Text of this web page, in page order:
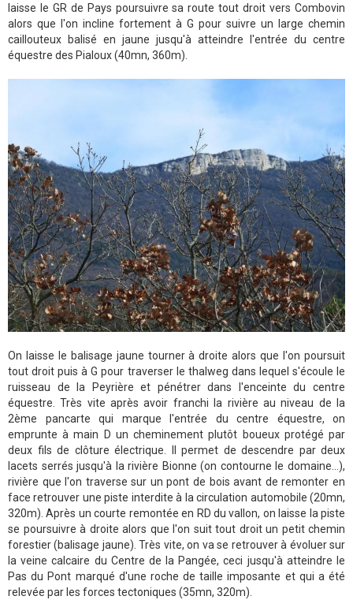
laisse le GR de Pays poursuivre sa route tout droit vers Combovin
alors que l'on incline fortement à G pour suivre un large chemin
caillouteux balisé en jaune jusqu'à atteindre l'entrée du centre
équestre des Pialoux (40mn, 360m).
On laisse le balisage jaune tourner à droite alors que l'on poursuit
tout droit puis à G pour traverser le thalweg dans lequel s'écoule le
ruisseau de la Peyrière et pénétrer dans l'enceinte du centre
équestre. Très vite après avoir franchi la rivière au niveau de la
2ème pancarte qui marque l'entrée du centre équestre, on
emprunte à main D un cheminement plutôt boueux protégé par
deux fils de clôture électrique. Il permet de descendre par deux
lacets serrés jusqu'à la rivière Bionne (on contourne le domaine...),
rivière que l'on traverse sur un pont de bois avant de remonter en
face retrouver une piste interdite à la circulation automobile (20mn,
320m). Après un courte remontée en RD du vallon, on laisse la piste
se poursuivre à droite alors que l'on suit tout droit un petit chemin
forestier (balisage jaune). Très vite, on va se retrouver à évoluer sur
la veine calcaire du Centre de la Pangée, ceci jusqu'à atteindre le
Pas du Pont marqué d'une roche de taille imposante et qui a été
relevée par les forces tectoniques (35mn, 320m).